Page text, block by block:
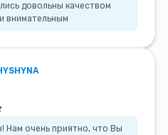
довольны качеством
внимательным
Нам очень приятно, что Вы